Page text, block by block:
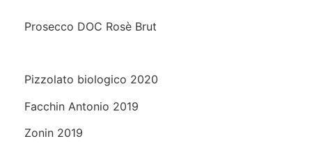
Prosecco DOC Rosè Brut
Pizzolato biologico 2020
Facchin Antonio 2019
Zonin 2019